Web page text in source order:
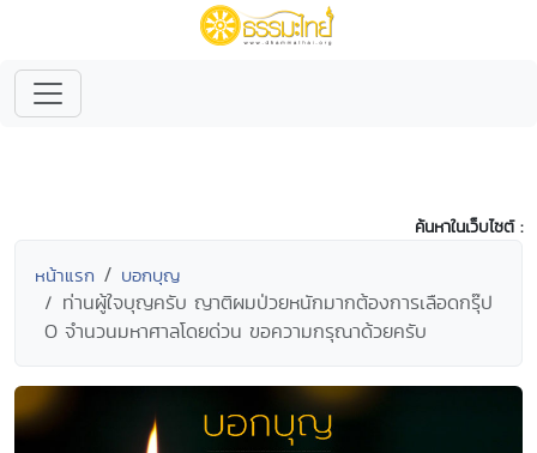
ค้นหาในเว็บไซต์ :
หน้าแรก บอกบุญ
ท่านผู้ใจบุญครับ ญาติผมป่วยหนักมากต้องการเลือดกรุ๊ป
O จำนวนมหาศาลโดยด่วน ขอความกรุณาด้วยครับ